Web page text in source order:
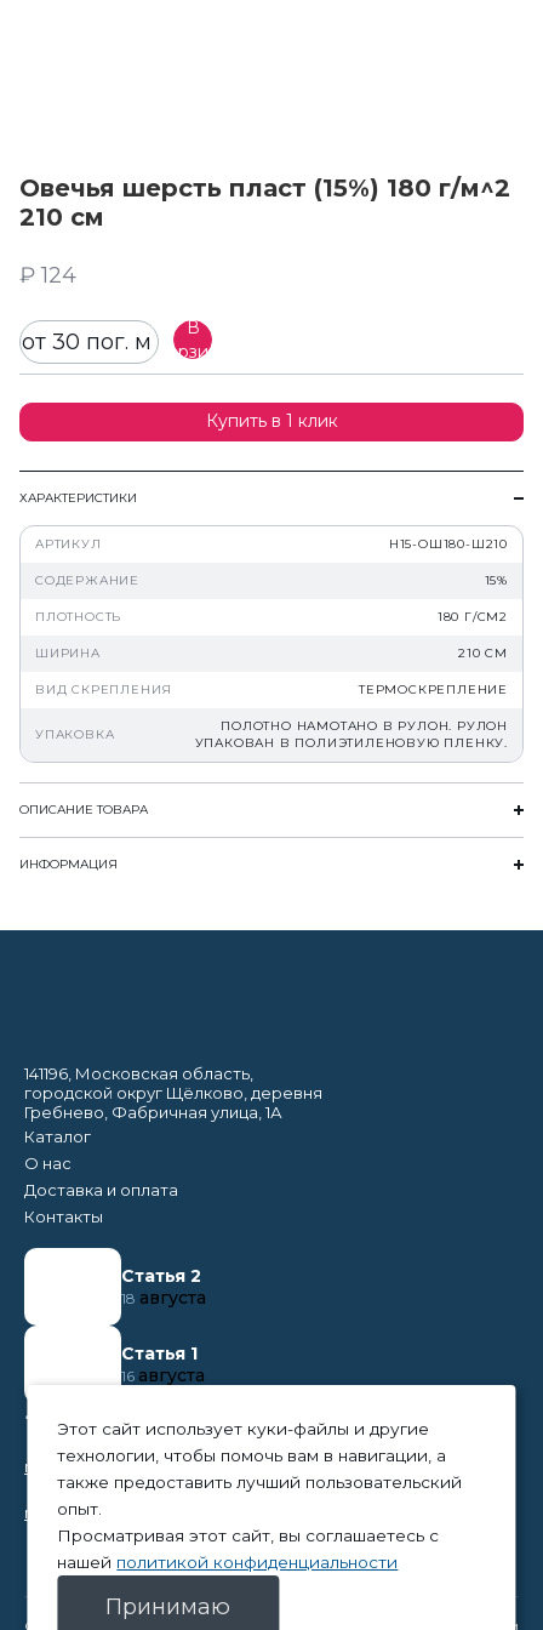
Овечья шерсть пласт (15%) 180 г/м^2
210 см
₽ 124
от 30 пог. м
В
корзину
Купить в 1 клик
ХАРАКТЕРИСТИКИ
АРТИКУЛ Н15-ОШ180-Ш210
СОДЕРЖАНИЕ 15%
ПЛОТНОСТЬ 180 Г/СМ2
ШИРИНА 210 СМ
ВИД СКРЕПЛЕНИЯ ТЕРМОСКРЕПЛЕНИЕ
УПАКОВКА
ПОЛОТНО НАМОТАНО В РУЛОН. РУЛОН
УПАКОВАН В ПОЛИЭТИЛЕНОВУЮ ПЛЕНКУ.
ОПИСАНИЕ ТОВАРА
ИНФОРМАЦИЯ
141196, Московская область,
городской округ Щёлково, деревня
Гребнево, Фабричная улица, 1А
Каталог
О нас
Доставка и оплата
Контакты
Статья 2
18 августа
Статья 1
16 августа
+7 (495) 374 50 95
nikita@tpc-everest.ru
natalia@tpc-everest.ru
© 2023 — TPC-Everest Политика конфиденциальности
Этот сайт использует куки-файлы и другие
технологии, чтобы помочь вам в навигации, а
также предоставить лучший пользовательский
опыт.
Просматривая этот сайт, вы соглашаетесь с
нашей политикой конфиденциальности
Принимаю